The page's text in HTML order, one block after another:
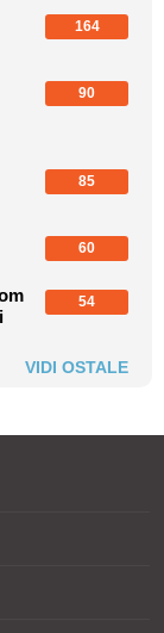
164
90
85
60
54
VIDI OSTALE